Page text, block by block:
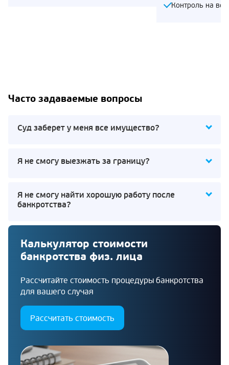
Контроль на
Часто задаваемые вопросы
Суд заберет у меня все имущество?
Я не смогу выезжать за границу?
Я не смогу найти хорошую работу после
банкротства?
Калькулятор стоимости
банкротства физ. лица
Рассчитайте стоимость процедуры банкротства
для вашего случая
Рассчитать стоимость